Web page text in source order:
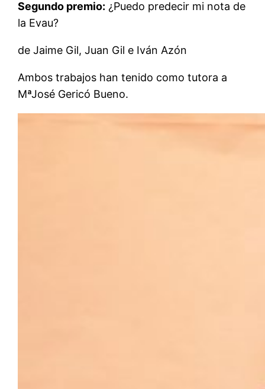
Segundo premio: ¿Puedo predecir mi nota de
la Evau?
de Jaime Gil, Juan Gil e Iván Azón
Ambos trabajos han tenido como tutora a
MªJosé Gericó Bueno.